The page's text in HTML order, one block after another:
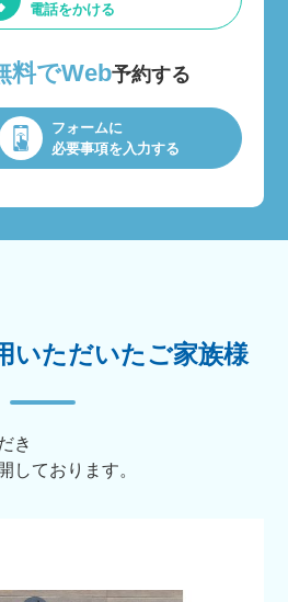
電話をかける
料でWeb予約する
フォームに
必要事項を入力する
いただいたご家族様
き
しております。